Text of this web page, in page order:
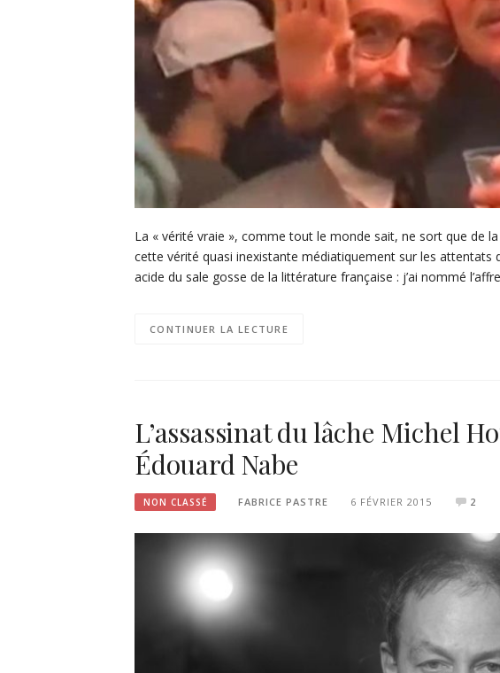
La « vérité vraie », comme tout le monde sait, ne sort que de
cette vérité quasi inexistante médiatiquement sur les attentats
acide du sale gosse de la littérature française : j’ai nommé
CONTINUER LA LECTURE
L’assassinat du lâche Michel
Édouard Nabe
NON CLASSÉ FABRICE PASTRE 6 FÉVRIER 2015 2